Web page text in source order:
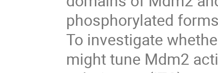
phosphorylated
To investigate
might tune Mdm2